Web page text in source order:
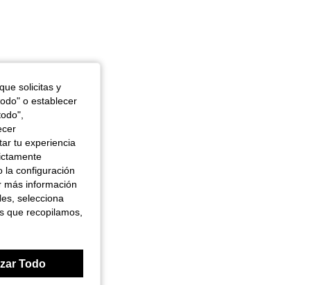
solicitas y
o establecer
tu experiencia
la configuración
más información
selecciona
que recopilamos,
Todo